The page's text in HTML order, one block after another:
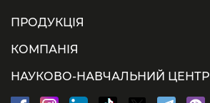
ПРОДУКЦІЯ
КОМПАНІЯ
НАУКОВО-НАВЧАЛЬНИЙ ЦЕНТР